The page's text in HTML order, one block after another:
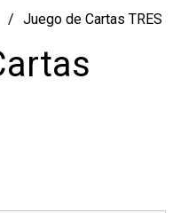
Juego de Cartas TRES